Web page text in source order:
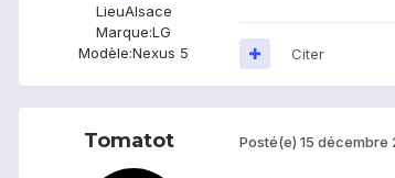
LieuAlsace
Marque:LG
Modèle:Nexus 5 Citer
Tomatot Posté(e) 15 décembre